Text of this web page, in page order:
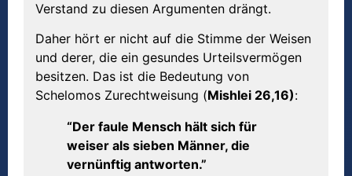
Verstand zu diesen Argumenten drängt.
Daher hört er nicht auf die Stimme der Weisen
und derer, die ein gesundes Urteilsvermögen
besitzen. Das ist die Bedeutung von
Schelomos Zurechtweisung (Mishlei 26,16):
“Der faule Mensch hält sich für
weiser als sieben Männer, die
vernünftig antworten.”